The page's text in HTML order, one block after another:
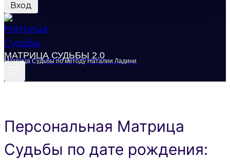
Вход
МАТРИЦА СУДЬБЫ 2.0
Матрица Судьбы по методу Наталии Ладини
Персональная Матрица
Судьбы по дате рождения: